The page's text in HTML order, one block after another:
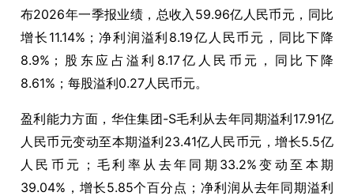
布2026年一季报业绩，总收入59.96亿人民币元，同比
增长11.14%；净利润溢利8.19亿人民币元，同比下降
8.9%；股东应占溢利8.17亿人民币元，同比下降
8.61%；每股溢利0.27人民币元。
盈利能力方面，华住集团-S毛利从去年同期溢利17.91亿
人民币元变动至本期溢利23.41亿人民币元，增长5.5亿
人民币元；毛利率从去年同期33.2%变动至本期
39.04%，增长5.85个百分点；净利润从去年同期溢利